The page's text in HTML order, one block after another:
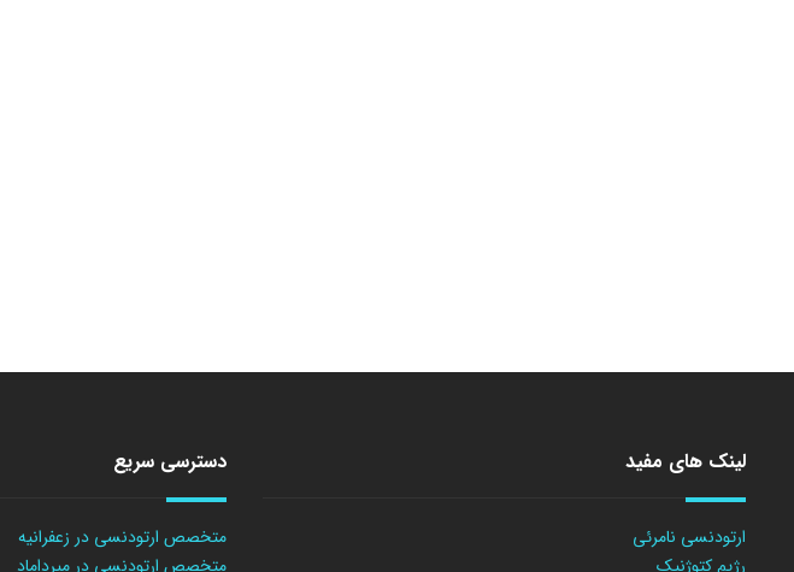
لینک های مفید
ارتودنسی نامرئی
رژیم کتوژنیک
دسترسی سریع
متخصص ارتودنسی در زعفرانیه
متخصص ارتودنسی در میرداماد